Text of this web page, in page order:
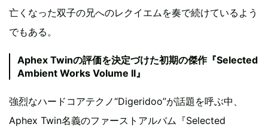
亡くなった双子の兄へのレクイエムを奏で続けているよう
でもある。
Aphex Twinの評価を決定づけた初期の傑作『Selected
Ambient Works Volume II』
強烈なハードコアテクノ“Digeridoo”が話題を呼ぶ中、
Aphex Twin名義のファーストアルバム『Selected